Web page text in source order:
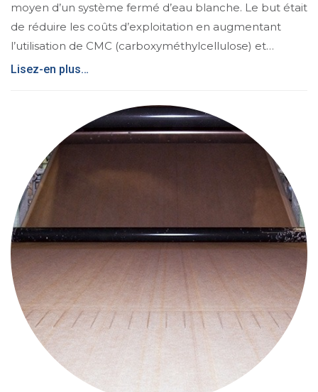
moyen d’un système fermé d’eau blanche. Le but était
de réduire les coûts d’exploitation en augmentant
l’utilisation de CMC (carboxyméthylcellulose) et…
Lisez-en plus…